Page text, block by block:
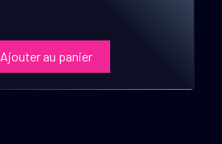
Ajouter au panier